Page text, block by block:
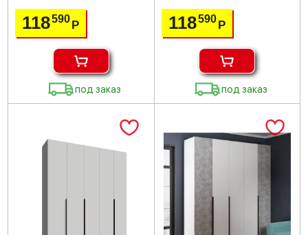
118590 Р
под заказ
118590 Р
под заказ